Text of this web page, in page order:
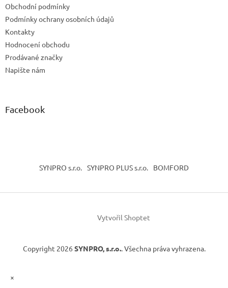
Obchodní podmínky
Podmínky ochrany osobních údajů
Kontakty
Hodnocení obchodu
Prodávané značky
Napište nám
Facebook
SYNPRO s.r.o. SYNPRO PLUS s.r.o. BOMFORD
Vytvořil Shoptet
Copyright 2026 SYNPRO, s.r.o.. Všechna práva vyhrazena.
×